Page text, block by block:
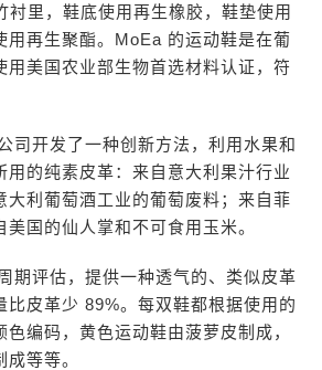
衬里，鞋底使用再生橡胶，鞋垫使用
用再生聚酯。MoEa 的运动鞋是在葡
用美国农业部生物首选材料认证，符
司开发了一种创新方法，利用水果和
用的纯素皮革：来自意大利果汁行业
大利葡萄酒工业的葡萄废料；来自菲
国的仙人掌和不可食用玉米。
期评估，提供一种透气的、类似皮革
比皮革少 89%。每双鞋都根据使用的
编码，黄色运动鞋由菠萝皮制成，
等等。